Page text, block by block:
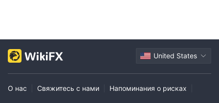
United States
О нас Свяжитесь с нами Напоминания о рисках